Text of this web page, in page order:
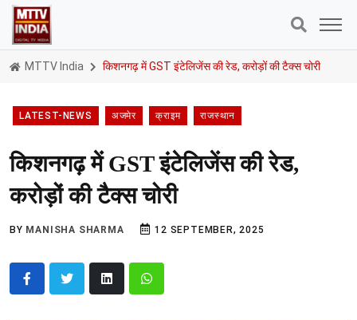
MTTV India किशनगढ़ में GST इंटेलिजेंस की रेड, करोड़ों की टैक्स चोरी
LATEST-NEWS अजमेर क्राइम राजस्थान
किशनगढ़ में GST इंटेलिजेंस की रेड,
करोड़ों की टैक्स चोरी
BY MANISHA SHARMA 12 SEPTEMBER, 2025